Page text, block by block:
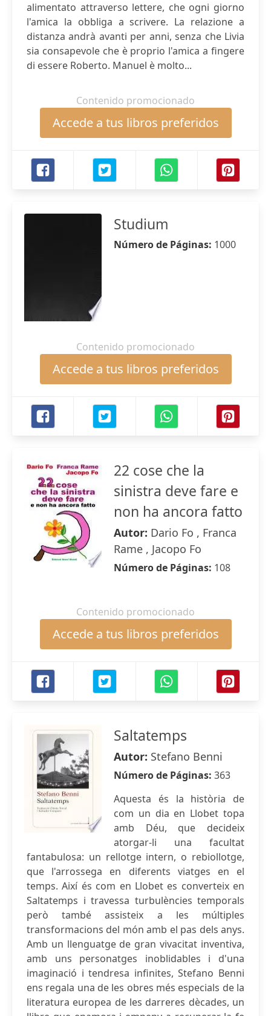
alimentato attraverso lettere, che ogni giorno
l'amica la obbliga a scrivere. La relazione a
distanza andrà avanti per anni, senza che Livia
sia consapevole che è proprio l'amica a fingere
di essere Roberto. Manuel è molto...
Contenido promocionado
Accede a tus libros preferidos
Studium
Número de Páginas: 1000
Contenido promocionado
Accede a tus libros preferidos
22 cose che la
sinistra deve fare e
non ha ancora fatto
Autor: Dario Fo , Franca
Rame , Jacopo Fo
Número de Páginas: 108
Contenido promocionado
Accede a tus libros preferidos
Saltatemps
Autor: Stefano Benni
Número de Páginas: 363
Aquesta és la història de
com un dia en Llobet topa
amb Déu, que decideix
atorgar-li una facultat
fantabulosa: un rellotge intern, o rebiollotge,
que l'arrossega en diferents viatges en el
temps. Així és com en Llobet es converteix en
Saltatemps i travessa turbulències temporals
però també assisteix a les múltiples
transformacions del món amb el pas dels anys.
Amb un llenguatge de gran vivacitat inventiva,
amb uns personatges inoblidables i d'una
imaginació i tendresa infinites, Stefano Benni
ens regala una de les obres més especials de la
literatura europea de les darreres dècades, un